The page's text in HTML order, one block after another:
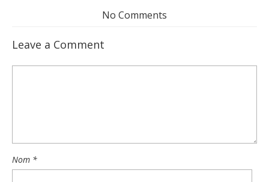
No Comments
Leave a Comment
Nom *